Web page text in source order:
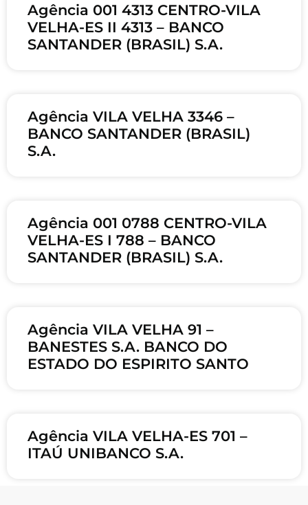
Agência 001 4313 CENTRO-VILA
VELHA-ES II 4313 – BANCO
SANTANDER (BRASIL) S.A.
Agência VILA VELHA 3346 –
BANCO SANTANDER (BRASIL)
S.A.
Agência 001 0788 CENTRO-VILA
VELHA-ES I 788 – BANCO
SANTANDER (BRASIL) S.A.
Agência VILA VELHA 91 –
BANESTES S.A. BANCO DO
ESTADO DO ESPIRITO SANTO
Agência VILA VELHA-ES 701 –
ITAÚ UNIBANCO S.A.